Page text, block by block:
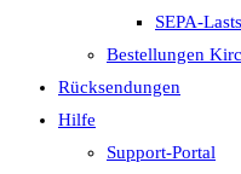
SEPA-
Bestellungen
Rücksendungen
Hilfe
Support-Portal